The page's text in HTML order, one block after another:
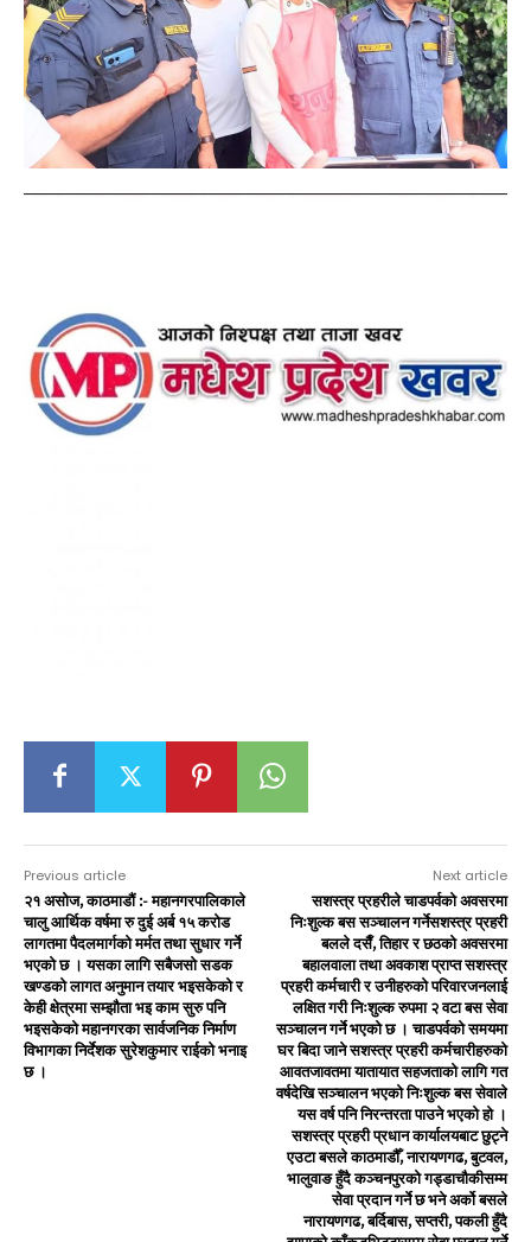
Previous article
२१ असोज, काठमाडौं :- महानगरपालिकाले
चालु आर्थिक वर्षमा रु दुई अर्ब १५ करोड
लागतमा पैदलमार्गको मर्मत तथा सुधार गर्ने
भएको छ । यसका लागि सबैजसो सडक
खण्डको लागत अनुमान तयार भइसकेको र
केही क्षेत्रमा सम्झौता भइ काम सुरु पनि
भइसकेको महानगरका सार्वजनिक निर्माण
विभागका निर्देशक सुरेशकुमार राईको भनाइ
छ ।
Next article
सशस्त्र प्रहरीले चाडपर्वको अवसरमा
निःशुल्क बस सञ्चालन गर्नेसशस्त्र प्रहरी
बलले दसैँ, तिहार र छठको अवसरमा
बहालवाला तथा अवकाश प्राप्त सशस्त्र
प्रहरी कर्मचारी र उनीहरुको परिवारजनलाई
लक्षित गरी निःशुल्क रुपमा २ वटा बस सेवा
सञ्चालन गर्ने भएको छ । चाडपर्वको समयमा
घर बिदा जाने सशस्त्र प्रहरी कर्मचारीहरुको
आवतजावतमा यातायात सहजताको लागि गत
वर्षदेखि सञ्चालन भएको निःशुल्क बस सेवाले
यस वर्ष पनि निरन्तरता पाउने भएको हो ।
सशस्त्र प्रहरी प्रधान कार्यालयबाट छुट्ने
एउटा बसले काठमाडौँ, नारायणगढ, बुटवल,
भालुवाङ हुँदै कञ्चनपुरको गड्डाचौकीसम्म
सेवा प्रदान गर्ने छ भने अर्को बसले
नारायणगढ, बर्दिबास, सप्तरी, पकली हुँदै